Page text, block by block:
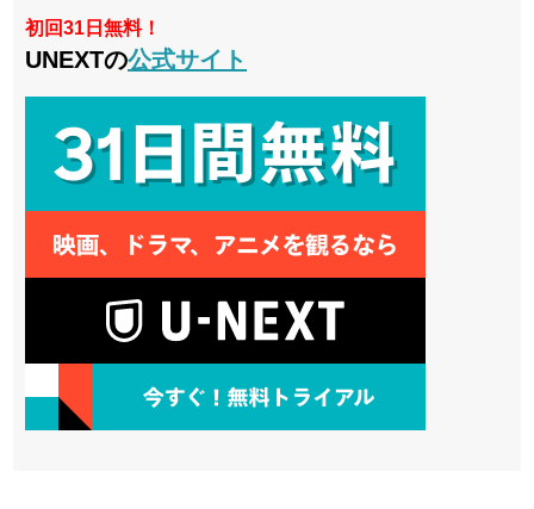
初回31日無料！
UNEXTの公式サイト